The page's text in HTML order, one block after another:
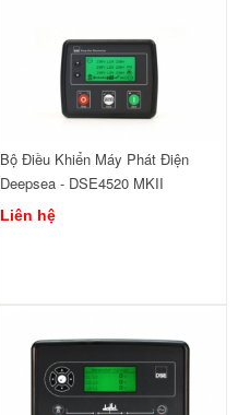
Bộ Điều Khiển Máy Phát Điện
Deepsea - DSE4520 MKII
Liên hệ